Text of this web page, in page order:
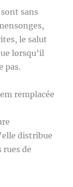
sans
le salut
lorsqu’il
pas.
remplacée
distribue
de